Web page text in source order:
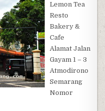
Lemon Tea
Resto
Bakery &
Cafe
Alamat Jalan
Gayam 1 – 3
Atmodirono
Semarang
Nomor